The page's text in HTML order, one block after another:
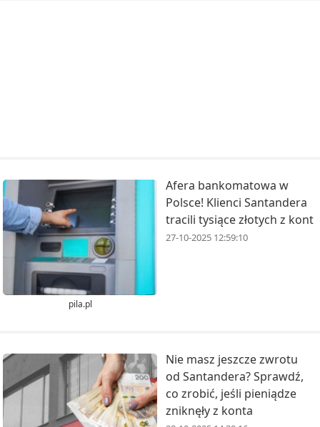
pila.pl
Afera bankomatowa w
Polsce! Klienci Santandera
tracili tysiące złotych z kont
27-10-2025 12:59:10
Nie masz jeszcze zwrotu
od Santandera? Sprawdź,
co zrobić, jeśli pieniądze
zniknęły z konta